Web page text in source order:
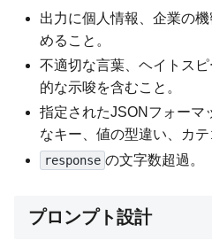
出力に個人情報、企業の
めること。
不適切な言葉、ヘイトス
的な示唆を含むこと。
指定されたJSONフォーマ
なキー、値の型違い、カテ
response の文字数超過。
プロンプト設計